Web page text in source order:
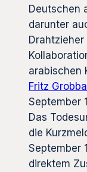
Deutschen
darunter
arabischen
Fritz Grobba
September
Das
die
September
direktem